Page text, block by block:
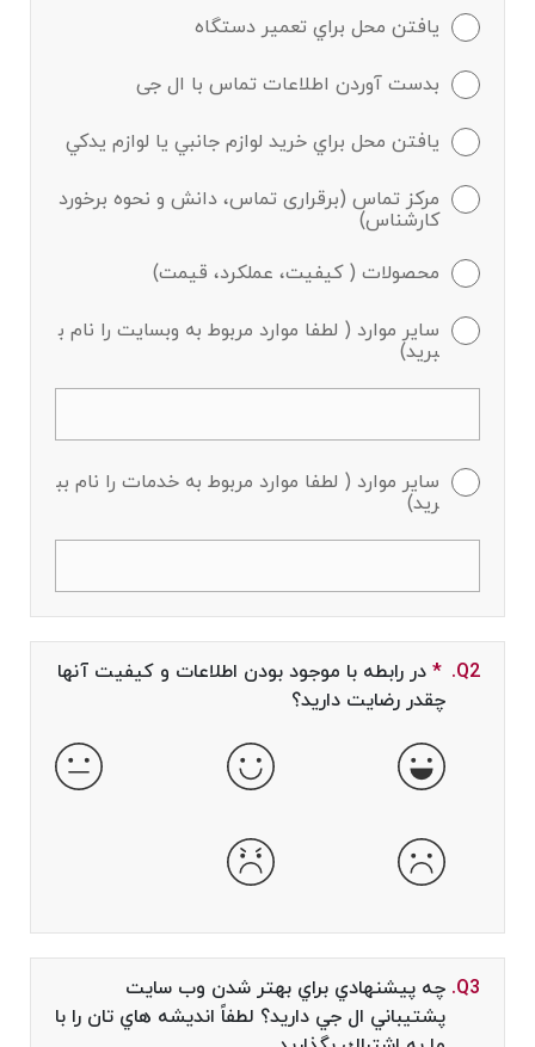
يافتن محل براي تعمير دستگاه
بدست آوردن اطلاعات تماس با ال جی
يافتن محل براي خريد لوازم جانبي يا لوازم يدكي
مرکز تماس (برقراری تماس، دانش و نحوه برخورد
کارشناس)
محصولات ( کیفیت، عملکرد، قیمت)
سایر موارد ( لطفا موارد مربوط به وبسایت را نام ب
برید)
سایر موارد ( لطفا موارد مربوط به خدمات را نام بب
رید)
Q2.
*
Required field
در رابطه با موجود بودن اطلاعات و كيفيت آنها
چقدر رضايت داريد؟
خیلی خوب خوب طبیعی
بد خیلی بد
Q3. چه پيشنهادي براي بهتر شدن وب سايت
پشتيباني ال جي داريد؟ لطفاً انديشه هاي تان را با